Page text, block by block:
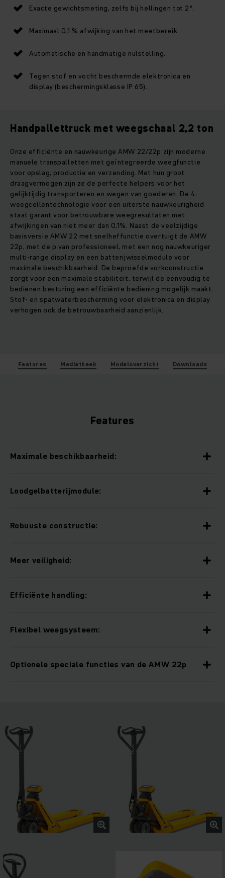
Exacte gewichtsmeting, zelfs bij hellingen tot 2°.
Maximaal 0,1 % afwijking van het meetbereik.
Automatische en handmatige nulstelling.
Tegen stof en vocht beschermde elektronica en
display (beschermingsklasse IP 65).
Handpallettruck met weegschaal 2,2 ton
Onze efficiënte en nauwkeurige AMW 22/22p zijn moderne
manuele transpalletten met geïntegreerde weegfunctie
voor opslag, productie en verzending. Met hun groot
draagvermogen zijn ze de perfecte helpers voor het
gelijktijdig transporteren en wegen van goederen. De 4-
weegcellentechnologie voor een uiterste nauwkeurigheid
staat garant voor betrouwbare weegresultaten met
afwijkingen van niet meer dan 0,1%. Naast de veelzijdige
basisversie AMW 22 met snelheffunctie overtuigt de AMW
22p, met de p van professioneel, met een nog nauwkeuriger
multi-range display en een batterijwisselmodule voor
maximale beschikbaarheid. De beproefde vorkconstructie
zorgt voor een maximale stabiliteit, terwijl de eenvoudig te
bedienen besturing een efficiënte bediening mogelijk maakt.
Stof- en spatwaterbescherming voor elektronica en display
verhogen ook de betrouwbaarheid aanzienlijk.
Features Mediatheek Modeloverzicht Downloads
Features
Maximale beschikbaarheid:
Loodgelbatterijmodule:
Robuuste constructie:
Meer veiligheid:
Efficiënte handling:
Flexibel weegsysteem:
Optionele speciale functies van de AMW 22p